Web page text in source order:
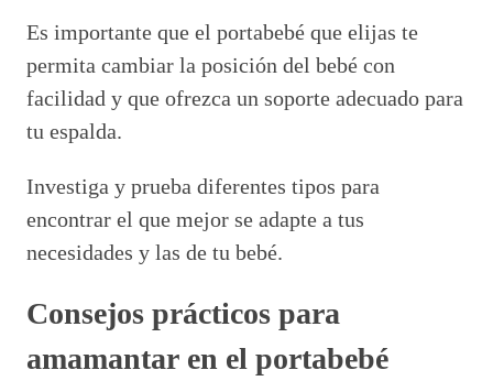
Es importante que el portabebé que elijas te
permita cambiar la posición del bebé con
facilidad y que ofrezca un soporte adecuado para
tu espalda.
Investiga y prueba diferentes tipos para
encontrar el que mejor se adapte a tus
necesidades y las de tu bebé.
Consejos prácticos para
amamantar en el portabebé